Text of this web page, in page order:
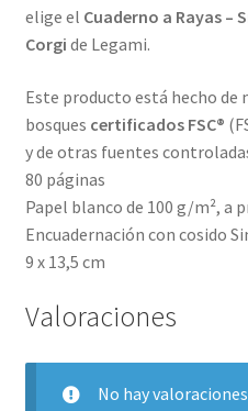
elige el Cuaderno a Rayas –
Corgi de Legami.
Este producto está hecho
bosques certificados FSC®
y de otras fuentes
80 páginas
Papel blanco de 100 g/m², a
Encuadernación con cosido
9 x 13,5 cm
Valoraciones
No hay